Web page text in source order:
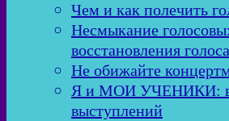
Чем и как полечить
Несмыкание
восстановления голоса
Не обижайте
Я и МОИ УЧЕНИКИ:
выступлений